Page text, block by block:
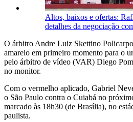
Altos, baixos e ofertas:
detalhes da negociação
O árbitro Andre Luiz Skettino
amarelo em primeiro momento para o
pelo árbitro de vídeo (VAR) Diego
no monitor.
Com o vermelho aplicado, Gabriel
o São Paulo contra o Cuiabá no
marcado às 18h30 (de Brasília), no
paulista.